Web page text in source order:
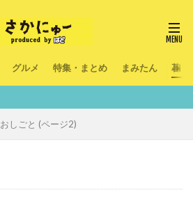
グルメ 特集・まとめ まみたん 暮ら
おしごと (ページ2)